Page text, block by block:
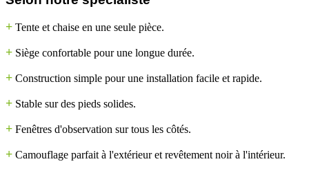
+ Tente et chaise en une seule pièce.
+ Siège confortable pour une longue durée.
+ Construction simple pour une installation facile et rapide.
+ Stable sur des pieds solides.
+ Fenêtres d'observation sur tous les côtés.
+ Camouflage parfait à l'extérieur et revêtement noir à l'intérieur.